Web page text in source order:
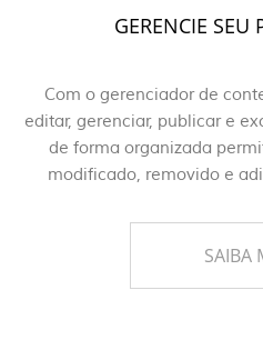
GERENCIE SEU
Com o gerenciador de
editar, gerenciar, publicar e
de forma organizada
modificado, removido e
SAIBA